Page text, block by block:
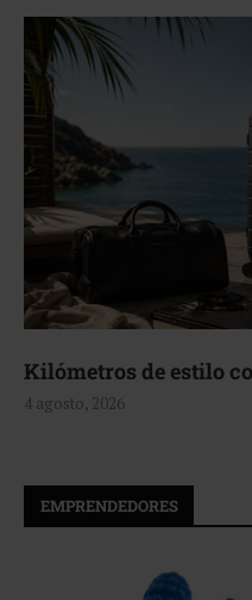
Aerie, texturas que
4 agosto, 2026
EMPRENDEDORES